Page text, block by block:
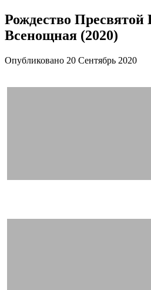
Рождество Пресвятой
Всенощная (2020)
Опубликовано 20 Сентябрь 2020